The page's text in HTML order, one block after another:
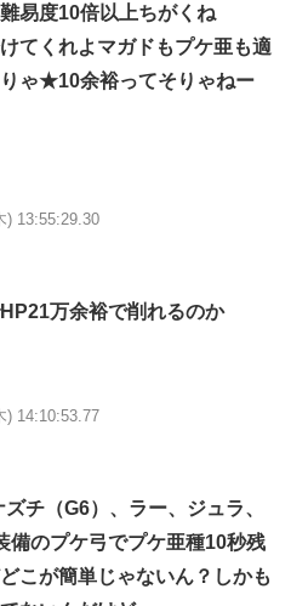
易度10倍以上ちがくね
てくれよマガドもプケ亜も適
ゃ★10余裕ってそりゃねー
) 13:55:29.30
万余裕で削れるのか
) 14:10:53.77
チ（G6）、ラー、ジュラ、
備のプケ弓でプケ亜種10秒残
こが簡単じゃないん？しかも